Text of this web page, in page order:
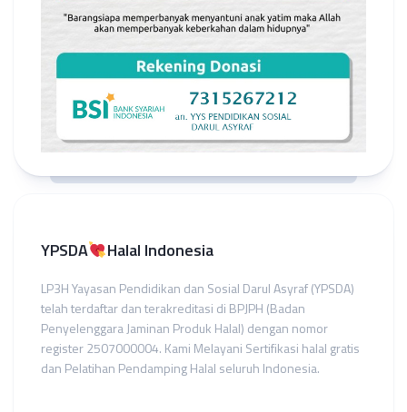
YPSDA Halal Indonesia
LP3H Yayasan Pendidikan dan Sosial Darul Asyraf (YPSDA)
telah terdaftar dan terakreditasi di BPJPH (Badan
Penyelenggara Jaminan Produk Halal) dengan nomor
register 2507000004. Kami Melayani Sertifikasi halal gratis
dan Pelatihan Pendamping Halal seluruh Indonesia.